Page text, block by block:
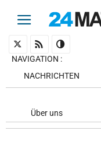
NAVIGATION :
NACHRICHTEN
Über uns